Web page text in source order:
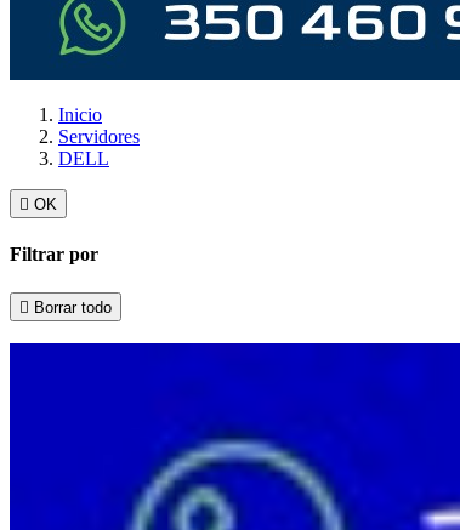
Inicio
Servidores
DELL
 OK
Filtrar por
 Borrar todo